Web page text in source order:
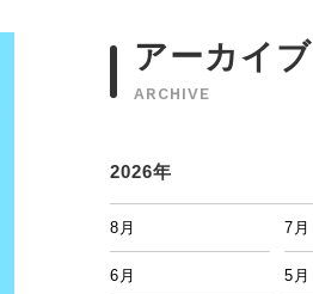
アーカイブ
ARCHIVE
2026年
8月 7月
6月 5月